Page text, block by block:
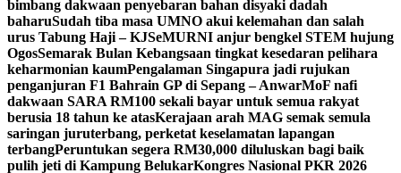
bimbang dakwaan penyebaran bahan disyaki dadah
baharuSudah tiba masa UMNO akui kelemahan dan salah
urus Tabung Haji – KJSeMURNI anjur bengkel STEM hujung
OgosSemarak Bulan Kebangsaan tingkat kesedaran pelihara
keharmonian kaumPengalaman Singapura jadi rujukan
penganjuran F1 Bahrain GP di Sepang – AnwarMoF nafi
dakwaan SARA RM100 sekali bayar untuk semua rakyat
berusia 18 tahun ke atasKerajaan arah MAG semak semula
saringan juruterbang, perketat keselamatan lapangan
terbangPeruntukan segera RM30,000 diluluskan bagi baik
pulih jeti di Kampung BelukarKongres Nasional PKR 2026